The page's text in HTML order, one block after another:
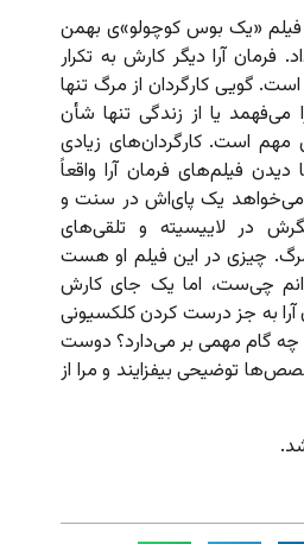
فیلم «یک بوس کوچولو»ی بهمن
فرمان‌ آرا دیگر کارش به تکرار
گویی کارگردان از مرگ تنها
یا از زندگی تنها شأن
است. کارگردان‌های زیادی
فیلم‌های فرمان‌ آرا واقعاً
می‌خواهد یک پای‌اش در سنت و
در لاییسیته و تلقی‌های
مرگ. چیزی در این فیلم او هست
چی‌ست، اما یک جای کارش
به جز درست کردن کلکسیونی
چه گام مهمی بر می‌دارد؟ دوست
توضیحی بیفزایند و مرا از